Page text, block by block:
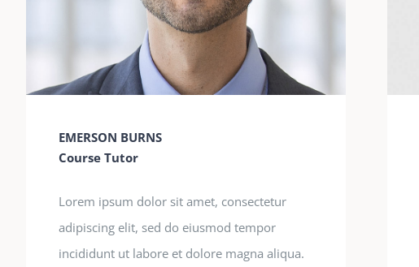
EMERSON BURNS
Course Tutor
Lorem ipsum dolor sit amet, consectetur
adipiscing elit, sed do eiusmod tempor
incididunt ut labore et dolore magna aliqua.